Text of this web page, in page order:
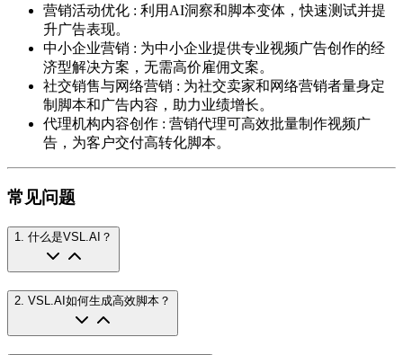
营销活动优化 : 利用AI洞察和脚本变体，快速测试并提
升广告表现。
中小企业营销 : 为中小企业提供专业视频广告创作的经
济型解决方案，无需高价雇佣文案。
社交销售与网络营销 : 为社交卖家和网络营销者量身定
制脚本和广告内容，助力业绩增长。
代理机构内容创作 : 营销代理可高效批量制作视频广
告，为客户交付高转化脚本。
常见问题
1. 什么是VSL.AI？
2. VSL.AI如何生成高效脚本？